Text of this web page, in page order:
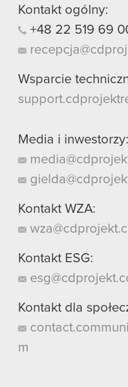
Kontakt ogólny:
+48 22 519 69
Wsparcie
Media i inwestorzy:
Kontakt WZA:
Kontakt ESG:
Kontakt dla
m